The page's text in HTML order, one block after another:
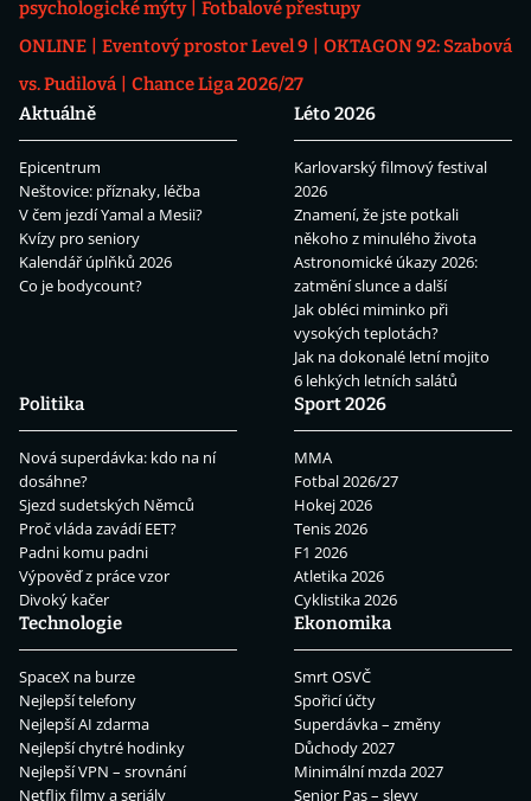
psychologické mýty
Fotbalové přestupy
ONLINE
Eventový prostor Level 9
OKTAGON 92: Szabová
vs. Pudilová
Chance Liga 2026/27
Aktuálně
Epicentrum
Neštovice: příznaky, léčba
V čem jezdí Yamal a Mesii?
Kvízy pro seniory
Kalendář úplňků 2026
Co je bodycount?
Léto 2026
Karlovarský filmový festival
2026
Znamení, že jste potkali
někoho z minulého života
Astronomické úkazy 2026:
zatmění slunce a další
Jak obléci miminko při
vysokých teplotách?
Jak na dokonalé letní mojito
6 lehkých letních salátů
Politika
Nová superdávka: kdo na ní
dosáhne?
Sjezd sudetských Němců
Proč vláda zavádí EET?
Padni komu padni
Výpověď z práce vzor
Divoký kačer
Sport 2026
MMA
Fotbal 2026/27
Hokej 2026
Tenis 2026
F1 2026
Atletika 2026
Cyklistika 2026
Technologie
SpaceX na burze
Nejlepší telefony
Nejlepší AI zdarma
Nejlepší chytré hodinky
Nejlepší VPN – srovnání
Netflix filmy a seriály
Ekonomika
Smrt OSVČ
Spořicí účty
Superdávka – změny
Důchody 2027
Minimální mzda 2027
Senior Pas – slevy